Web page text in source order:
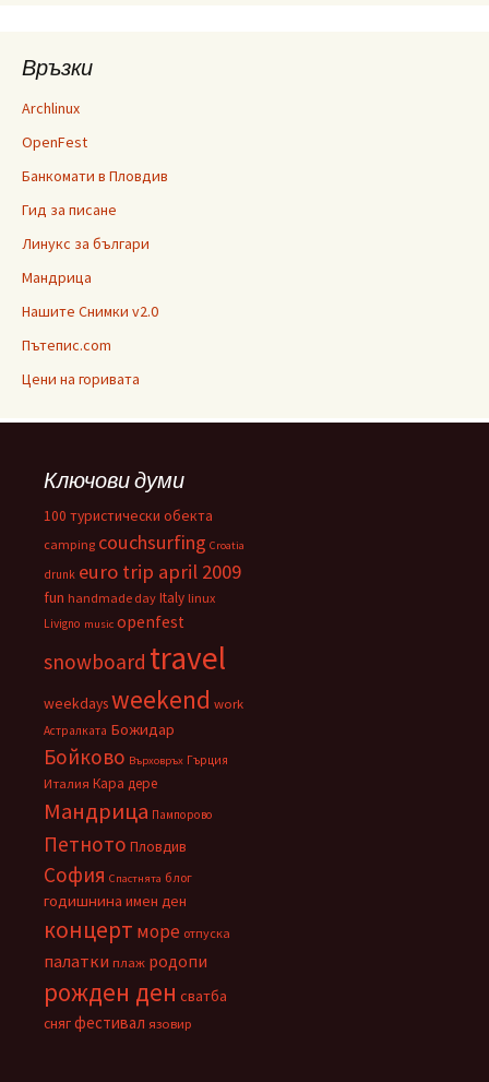
Връзки
Archlinux
OpenFest
Банкомати в Пловдив
Гид за писане
Линукс за българи
Мандрица
Нашите Снимки v2.0
Пътепис.com
Цени на горивата
Ключови думи
100 туристически обекта
camping couchsurfing Croatia
drunk euro trip april 2009
fun handmade day Italy linux
Livigno music openfest
snowboard travel
weekdaysweekend work
Астралката Божидар
Бойково Върховръх Гърция
Италия Кара дере
Мандрица Пампорово
Петното Пловдив
София Спастнята блог
годишнина имен ден
концерт море отпуска
палатки плаж родопи
рожден ден сватба
снягфестивал язовир